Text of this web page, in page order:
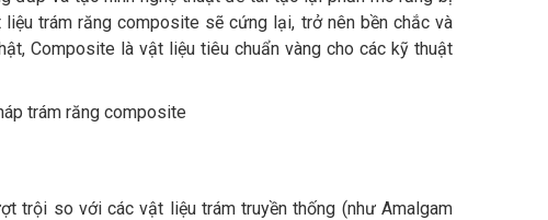
trám răng composite sẽ cứng lại, trở nên bền chắc và
Composite là vật liệu tiêu chuẩn vàng cho các kỹ thuật
trội so với các vật liệu trám truyền thống (như Amalgam